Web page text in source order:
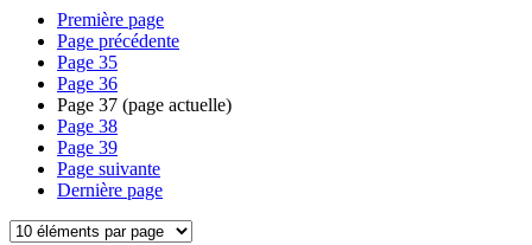
Première page
Page précédente
Page 35
Page 36
Page 37 (page actuelle)
Page 38
Page 39
Page suivante
Dernière page